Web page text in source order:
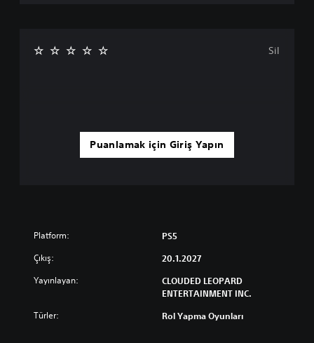
Puanlamak için Giriş Yapın
Sil
Platform: PS5
Çıkış: 20.1.2027
Yayınlayan:
CLOUDED LEOPARD
ENTERTAINMENT INC.
Türler: Rol Yapma Oyunları